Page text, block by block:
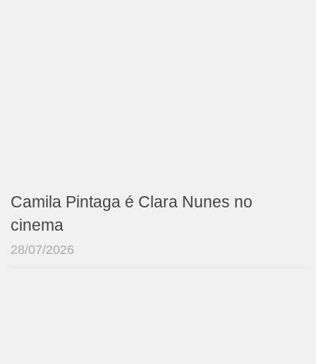
Camila Pintaga é Clara Nunes no
cinema
28/07/2026